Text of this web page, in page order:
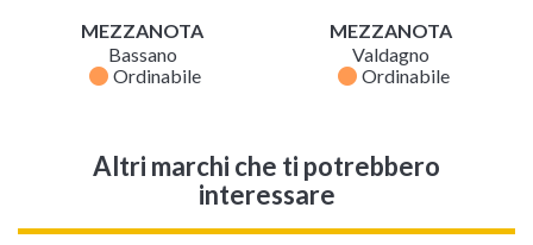
MEZZANOTA
Bassano
fiber_manual_record Ordinabile
MEZZANOTA
Valdagno
fiber_manual_record Ordinabile
Altri marchi che ti potrebbero
interessare